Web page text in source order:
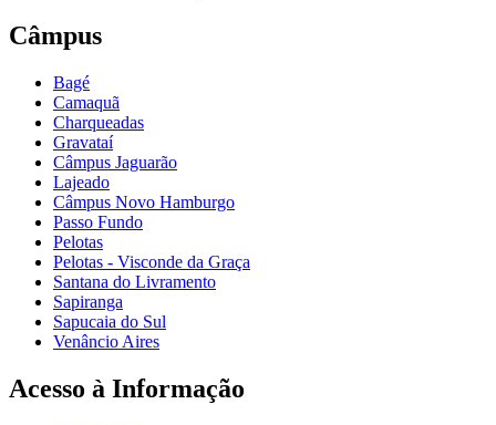
Câmpus
Bagé
Camaquã
Charqueadas
Gravataí
Câmpus Jaguarão
Lajeado
Câmpus Novo Hamburgo
Passo Fundo
Pelotas
Pelotas - Visconde da Graça
Santana do Livramento
Sapiranga
Sapucaia do Sul
Venâncio Aires
Acesso à Informação